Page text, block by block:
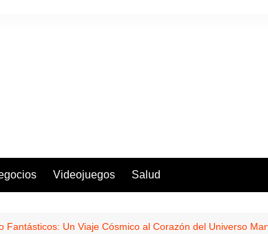
Videojuegos Salud
Fantásticos: Un Viaje Cósmico al Corazón del Universo